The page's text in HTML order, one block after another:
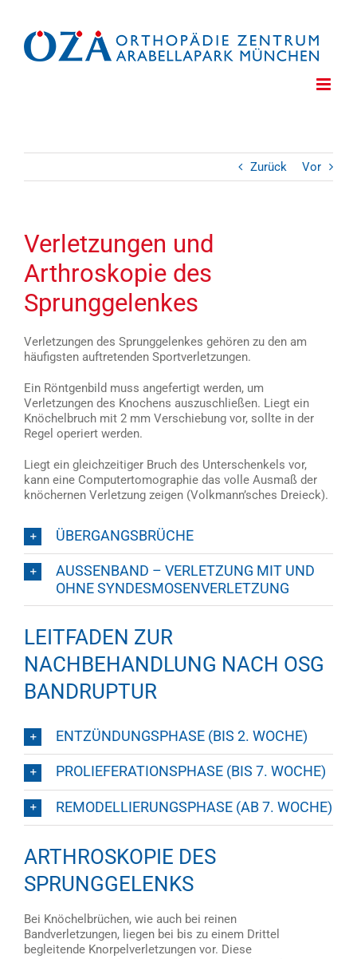
springen
Zurück Vor
Verletzungen und
Arthroskopie des
Sprunggelenkes
Verletzungen des Sprunggelenkes gehören zu den am
häufigsten auftretenden Sportverletzungen.
Ein Röntgenbild muss angefertigt werden, um
Verletzungen des Knochens auszuschließen. Liegt ein
Knöchelbruch mit 2 mm Verschiebung vor, sollte in der
Regel operiert werden.
Liegt ein gleichzeitiger Bruch des Unterschenkels vor,
kann eine Computertomographie das volle Ausmaß der
knöchernen Verletzung zeigen (Volkmann’sches Dreieck).
ÜBERGANGSBRÜCHE
AUSSENBAND – VERLETZUNG MIT UND
OHNE SYNDESMOSENVERLETZUNG
LEITFADEN ZUR
NACHBEHANDLUNG NACH OSG
BANDRUPTUR
ENTZÜNDUNGSPHASE (BIS 2. WOCHE)
PROLIEFERATIONSPHASE (BIS 7. WOCHE)
REMODELLIERUNGSPHASE (AB 7. WOCHE)
ARTHROSKOPIE DES
SPRUNGGELENKS
Bei Knöchelbrüchen, wie auch bei reinen
Bandverletzungen, liegen bei bis zu einem Drittel
begleitende Knorpelverletzungen vor. Diese